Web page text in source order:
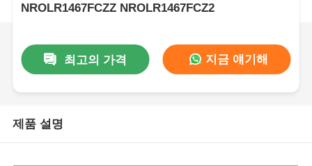
NROLR1467FCZZ NROLR1467FCZ2
최고의 가격 지금 얘기해
제품 설명